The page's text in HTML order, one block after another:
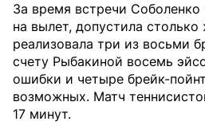
За время встречи Соболенко
на вылет, допустила
реализовала три из восьми
счету Рыбакиной восемь
ошибки и четыре брейк-
возможных. Матч
17 минут.